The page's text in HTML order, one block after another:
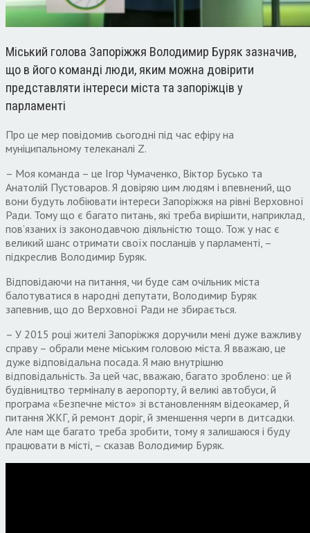
Міський голова Запоріжжя Володимир Буряк зазначив,
що в його команді люди, яким можна довірити
представляти інтереси міста та запоріжців у
парламенті
Про це мер повідомив сьогодні під час ефіру на
муніципальному телеканалі Z.
– Моя команда – це Ігор Чумаченко, Віктор Бусько та
Анатолій Пустоваров. Я довіряю цим людям і впевнений, що
вони будуть лобіювати інтереси Запоріжжя на рівні Верховної
Ради. Тому що є багато питань, які треба вирішити, наприклад,
пов’язаних із законодавчою діяльністю тощо. Тож у нас є
великий шанс отримати своїх посланців у парламенті, –
підкреслив Володимир Буряк.
Відповідаючи на питання, чи буде сам очільник міста
балотуватися в народні депутати, Володимир Буряк
запевнив, що до Верховної Ради не збирається.
– У 2015 році жителі Запоріжжя доручили мені дуже важливу
справу – обрали мене міським головою міста. Я вважаю, це
дуже відповідальна посада. Я маю внутрішню
відповідальність. За цей час, вважаю, багато зроблено: це й
будівництво терміналу в аеропорту, й великі автобуси, й
програма «Безпечне місто» зі встановленням відеокамер, й
питання ЖКГ, й ремонт доріг, й зменшення черги в дитсадки.
Але нам ще багато треба зробити, тому я залишаюся і буду
працювати в місті, – сказав Володимир Буряк.